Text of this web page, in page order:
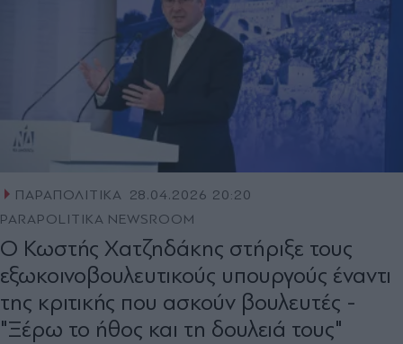
ΠΑΡΑΠΟΛΙΤΙΚΑ 28.04.2026 20:20
PARAPOLITIKA NEWSROOM
Ο Κωστής Χατζηδάκης στήριξε τους
εξωκοινοβουλευτικούς υπουργούς έναντι
της κριτικής που ασκούν βουλευτές -
"Ξέρω το ήθος και τη δουλειά τους"